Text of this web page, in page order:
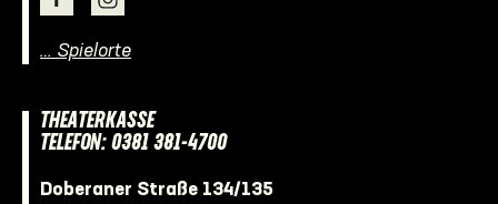
… Spielorte
THEATERKASSE
TELEFON: 0381 381-4700
Doberaner Straße 134/135